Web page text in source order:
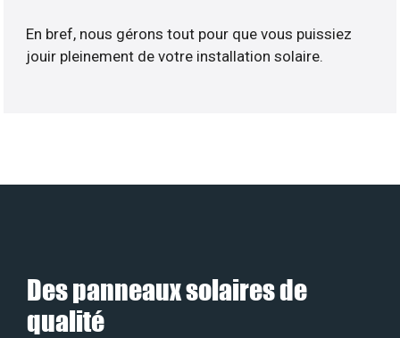
En bref, nous gérons tout pour que vous puissiez
jouir pleinement de votre installation solaire.
Des panneaux solaires de
qualité